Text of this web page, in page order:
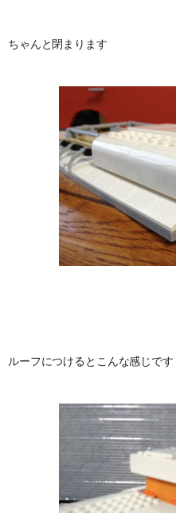
ちゃんと閉まります
ルーフにつけるとこんな感じです